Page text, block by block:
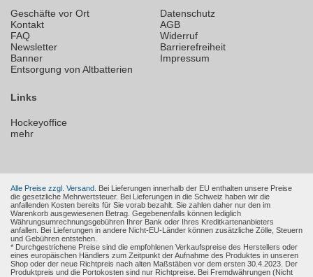
Geschäfte vor Ort
Kontakt
FAQ
Newsletter
Banner
Entsorgung von Altbatterien
Datenschutz
AGB
Widerruf
Barrierefreiheit
Impressum
Links
Hockeyoffice
mehr
Alle Preise zzgl. Versand. Bei Lieferungen innerhalb der EU enthalten unsere Preise
die gesetzliche Mehrwertsteuer. Bei Lieferungen in die Schweiz haben wir die
anfallenden Kosten bereits für Sie vorab bezahlt. Sie zahlen daher nur den im
Warenkorb ausgewiesenen Betrag. Gegebenenfalls können lediglich
Währungsumrechnungsgebühren Ihrer Bank oder Ihres Kreditkartenanbieters
anfallen. Bei Lieferungen in andere Nicht-EU-Länder können zusätzliche Zölle, Steuern
und Gebühren entstehen.
* Durchgestrichene Preise sind die empfohlenen Verkaufspreise des Herstellers oder
eines europäischen Händlers zum Zeitpunkt der Aufnahme des Produktes in unseren
Shop oder der neue Richtpreis nach alten Maßstäben vor dem ersten 30.4.2023. Der
Produktpreis und die Portokosten sind nur Richtpreise. Bei Fremdwährungen (Nicht